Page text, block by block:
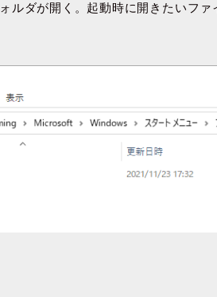
ルダが開く。起動時に開きたいフ